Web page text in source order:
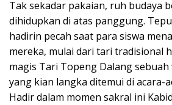
Tak sekadar pakaian, ruh budaya
dihidupkan di atas panggung.
hadirin pecah saat para siswa
mereka, mulai dari tari tradisional
magis Tari Topeng Dalang
yang kian langka ditemui di acara-
Hadir dalam momen sakral ini